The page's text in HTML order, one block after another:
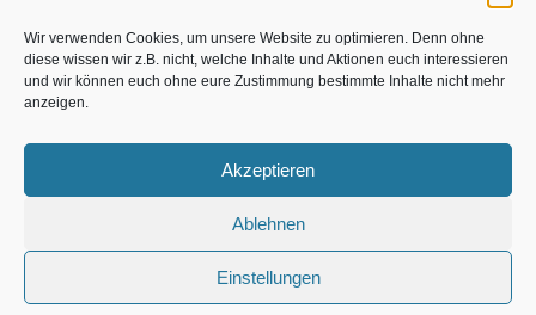
Wir verwenden Cookies, um unsere Website zu optimieren. Denn ohne
diese wissen wir z.B. nicht, welche Inhalte und Aktionen euch interessieren
und wir können euch ohne eure Zustimmung bestimmte Inhalte nicht mehr
anzeigen.
Akzeptieren
Ablehnen
Einstellungen
Zahnarzt München
www.estaregistrierung.org – ESTA
©familös - dieTestfamilie -